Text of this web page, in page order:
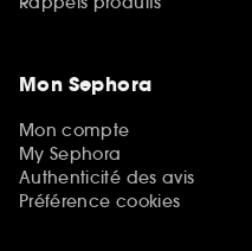
Mon Sephora
Mon compte
My Sephora
Authenticité des avis
Préférence cookies